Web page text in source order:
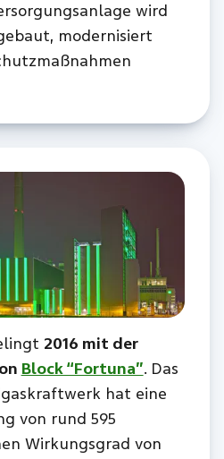
wird
modernisiert
2016 mit der
Block “Fortuna”. Das
hat eine
von rund 595
Wirkungsgrad von